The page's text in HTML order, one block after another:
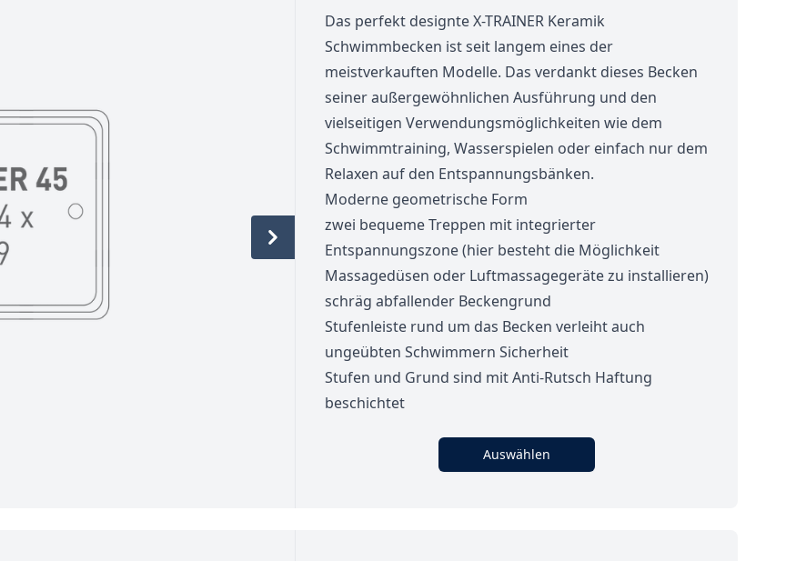
Das perfekt designte X-TRAINER Keramik
Schwimmbecken ist seit langem eines der
meistverkauften Modelle. Das verdankt dieses Becken
seiner außergewöhnlichen Ausführung und den
vielseitigen Verwendungsmöglichkeiten wie dem
Schwimmtraining, Wasserspielen oder einfach nur dem
Relaxen auf den Entspannungsbänken.
Moderne geometrische Form
zwei bequeme Treppen mit integrierter
Entspannungszone (hier besteht die Möglichkeit
Massagedüsen oder Luftmassagegeräte zu installieren)
schräg abfallender Beckengrund
Stufenleiste rund um das Becken verleiht auch
ungeübten Schwimmern Sicherheit
Stufen und Grund sind mit Anti-Rutsch Haftung
beschichtet
Auswählen